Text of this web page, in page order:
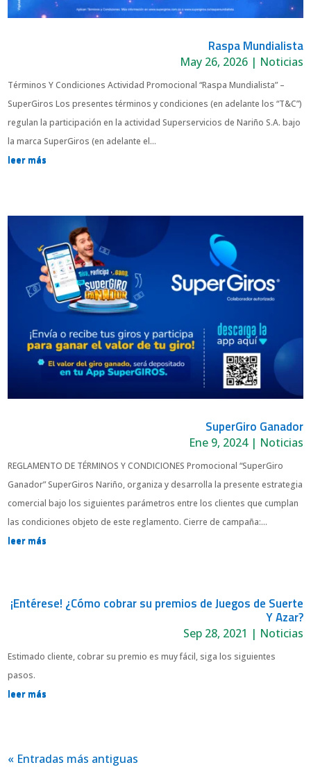
Raspa Mundialista
May 26, 2026| Noticias
Términos Y Condiciones Actividad Promocional “Raspa Mundialista” –
SuperGiros Los presentes términos y condiciones (en adelante los “T&C”)
regulan la participación en la actividad Superservicios de Nariño S.A. bajo
la marca SuperGiros (en adelante el...
leer más
SuperGiro Ganador
Ene 9, 2024| Noticias
REGLAMENTO DE TÉRMINOS Y CONDICIONES Promocional “SuperGiro
Ganador” SuperGiros Nariño, organiza y desarrolla la presente estrategia
comercial bajo los siguientes parámetros entre los clientes que cumplan
las condiciones objeto de este reglamento. Cierre de campaña:...
leer más
¡Entérese! ¿Cómo cobrar su premios de Juegos de Suerte
Y Azar?
Sep 28, 2021 | Noticias
Estimado cliente, cobrar su premio es muy fácil, siga los siguientes
pasos.
leer más
« Entradas más antiguas